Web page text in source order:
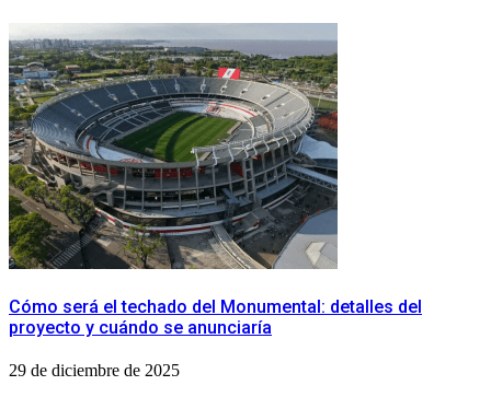
Cómo será el techado del Monumental: detalles del
proyecto y cuándo se anunciaría
29 de diciembre de 2025